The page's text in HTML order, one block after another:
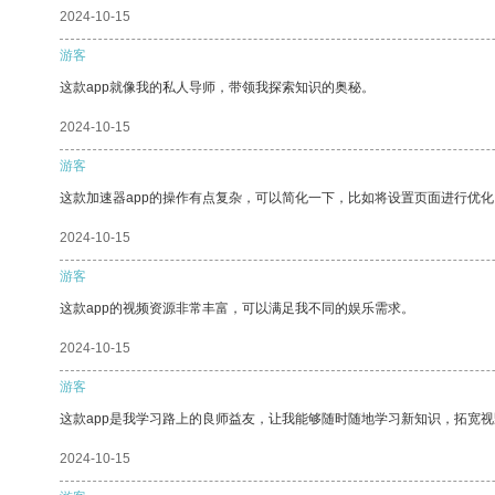
2024-10-15
游客
这款app就像我的私人导师，带领我探索知识的奥秘。
2024-10-15
游客
这款加速器app的操作有点复杂，可以简化一下，比如将设置页面进行优
2024-10-15
游客
这款app的视频资源非常丰富，可以满足我不同的娱乐需求。
2024-10-15
游客
这款app是我学习路上的良师益友，让我能够随时随地学习新知识，拓宽
2024-10-15